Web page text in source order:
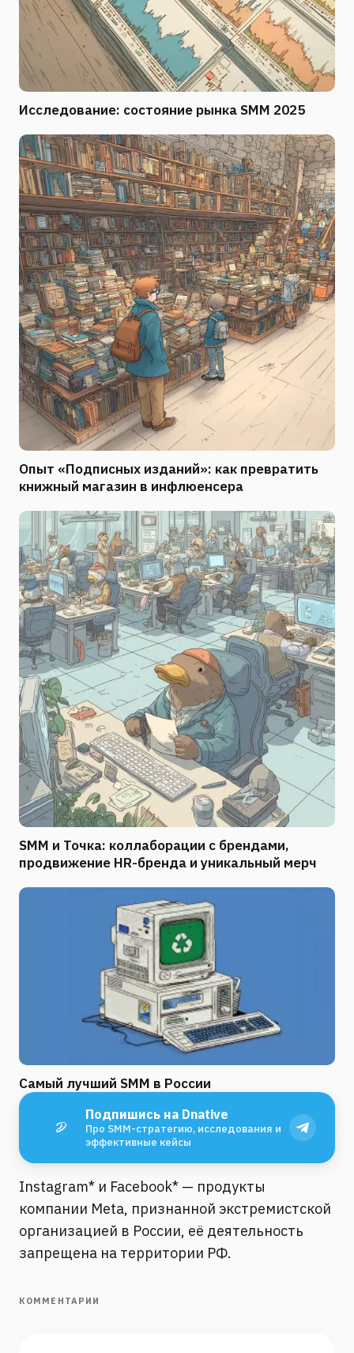
Исследование: состояние рынка SMM 2025
Опыт «Подписных изданий»: как превратить
книжный магазин в инфлюенсера
SMM и Точка: коллаборации с брендами,
продвижение HR-бренда и уникальный мерч
Самый лучший SMM в России
Подпишись на Dnative
Про SMM-стратегию, исследования и
эффективные кейсы
Instagram* и Facebook* — продукты
компании Meta, признанной экстремистской
организацией в России, её деятельность
запрещена на территории РФ.
КОММЕНТАРИИ